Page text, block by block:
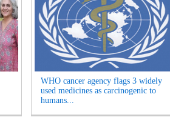
WHO cancer agency flags 3 widely
used medicines as carcinogenic to
humans...